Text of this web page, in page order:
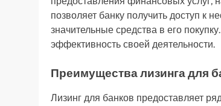
позволяет банку получить доступ к
значительные средства в его
эффективность своей деятельности.
Преимущества лизинга для
Лизинг для банков предоставляет